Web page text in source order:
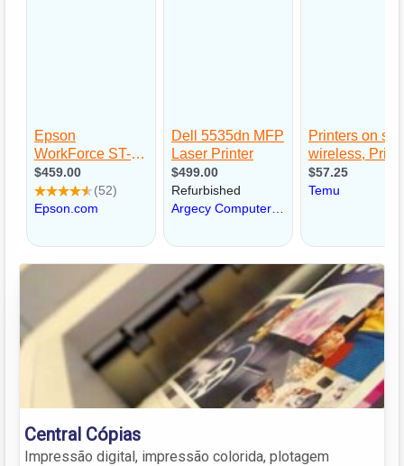
Central Cópias
Impressão digital, impressão colorida, plotagem